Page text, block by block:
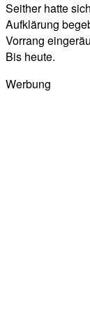
Seither hatte
Aufklärung
Vorrang
Bis heute.
Werbung